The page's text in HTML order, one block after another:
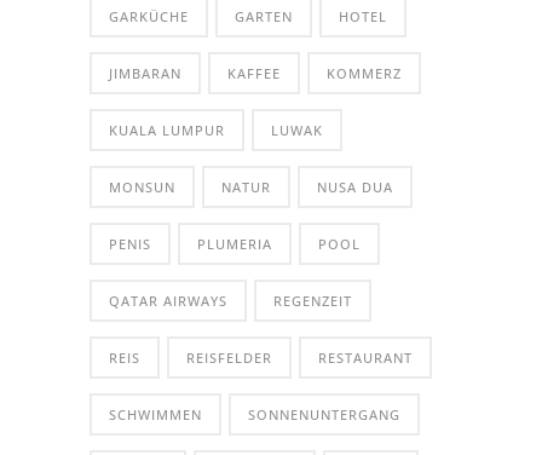
GARKÜCHE GARTEN HOTEL
JIMBARAN KAFFEE KOMMERZ
KUALA LUMPUR LUWAK
MONSUN NATUR NUSA DUA
PENIS PLUMERIA POOL
QATAR AIRWAYS REGENZEIT
REIS REISFELDER RESTAURANT
SCHWIMMEN SONNENUNTERGANG